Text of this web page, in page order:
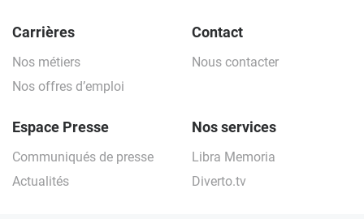
Carrières
Nos métiers
Nos offres d’emploi
Espace Presse
Communiqués de presse
Actualités
Contact
Nous contacter
Nos services
Libra Memoria
Diverto.tv